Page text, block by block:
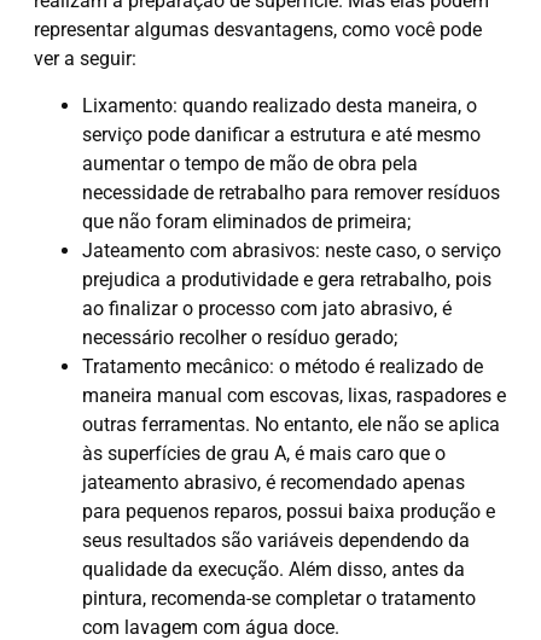
representar algumas desvantagens, como você pode
ver a seguir:
Lixamento: quando realizado desta maneira, o
serviço pode danificar a estrutura e até mesmo
aumentar o tempo de mão de obra pela
necessidade de retrabalho para remover resíduos
que não foram eliminados de primeira;
Jateamento com abrasivos: neste caso, o serviço
prejudica a produtividade e gera retrabalho, pois
ao finalizar o processo com jato abrasivo, é
necessário recolher o resíduo gerado;
Tratamento mecânico: o método é realizado de
maneira manual com escovas, lixas, raspadores e
outras ferramentas. No entanto, ele não se aplica
às superfícies de grau A, é mais caro que o
jateamento abrasivo, é recomendado apenas
para pequenos reparos, possui baixa produção e
seus resultados são variáveis dependendo da
qualidade da execução. Além disso, antes da
pintura, recomenda-se completar o tratamento
com lavagem com água doce.